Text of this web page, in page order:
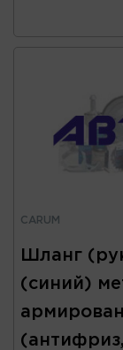
CARUM
Шланг
(синий)